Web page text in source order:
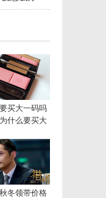
买大一码吗
什么要买大
冬领带价格